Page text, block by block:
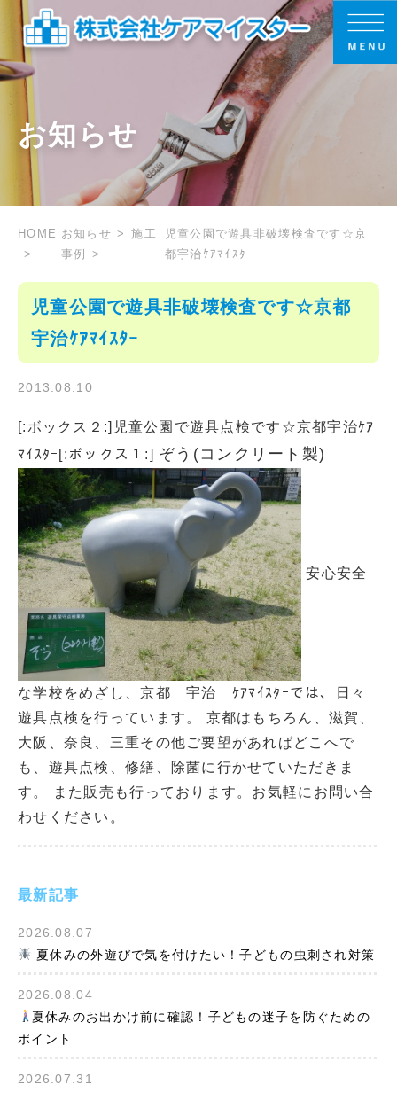
お知らせ
HOME お知らせ
施工
事例
児童公園で遊具非破壊検査です☆京
都宇治ｹｱﾏｲｽﾀｰ
最新記事
2026.08.07
夏休みの外遊びで気を付けたい！子どもの虫刺され対策
2026.08.04
夏休みのお出かけ前に確認！子どもの迷子を防ぐための
ポイント
2026.07.31
児童公園で遊具非破壊検査です☆京都
宇治ｹｱﾏｲｽﾀｰ
2013.08.10
[:ボックス２:]児童公園で遊具点検です☆京都宇治ｹｱ
ﾏｲｽﾀｰ[:ボックス１:] ぞう(コンクリート製)
安心安全
な学校をめざし、京都 宇治 ｹｱﾏｲｽﾀｰでは、日々
遊具点検を行っています。 京都はもちろん、滋賀、
大阪、奈良、三重その他ご要望があればどこへで
も、遊具点検、修繕、除菌に行かせていただきま
す。 また販売も行っております。お気軽にお問い合
わせください。